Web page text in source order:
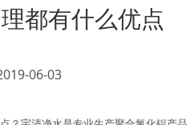
都有什么优点
06-03